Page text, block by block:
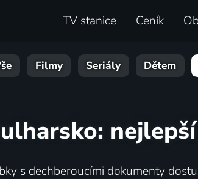
TV stanice Ceník
Filmy Seriály Dětem
s dechberoucími dokumenty